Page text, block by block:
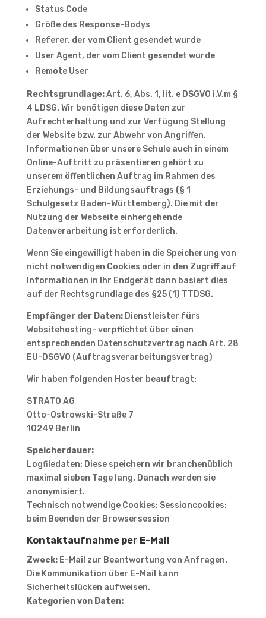
Status Code
Größe des Response-Bodys
Referer, der vom Client gesendet wurde
User Agent, der vom Client gesendet wurde
Remote User
Rechtsgrundlage:Art. 6, Abs. 1, lit. e DSGVO i.V.m §
4 LDSG. Wir benötigen diese Daten zur
Aufrechterhaltung und zur Verfügung Stellung
der Website bzw. zur Abwehr von Angriffen.
Informationen über unsere Schule auch in einem
Online-Auftritt zu präsentieren gehört zu
unserem öffentlichen Auftrag im Rahmen des
Erziehungs- und Bildungsauftrags (§ 1
Schulgesetz Baden-Württemberg). Die mit der
Nutzung der Webseite einhergehende
Datenverarbeitung ist erforderlich.
Wenn Sie eingewilligt haben in die Speicherung von
nicht notwendigen Cookies oder in den Zugriff auf
Informationen in Ihr Endgerät dann basiert dies
auf der Rechtsgrundlage des §25 (1) TTDSG.
Empfänger der Daten: Dienstleister fürs
Websitehosting- verpflichtet über einen
entsprechenden Datenschutzvertrag nach Art. 28
EU-DSGVO (Auftragsverarbeitungsvertrag)
Wir haben folgenden Hoster beauftragt:
STRATO AG
Otto-Ostrowski-Straße 7
10249 Berlin
Speicherdauer:
Logfiledaten: Diese speichern wir branchenüblich
maximal sieben Tage lang. Danach werden sie
anonymisiert.
Technisch notwendige Cookies: Sessioncookies:
beim Beenden der Browsersession
Kontaktaufnahme per E-Mail
Zweck:E-Mail zur Beantwortung von Anfragen.
Die Kommunikation über E-Mail kann
Sicherheitslücken aufweisen.
Kategorien von Daten: